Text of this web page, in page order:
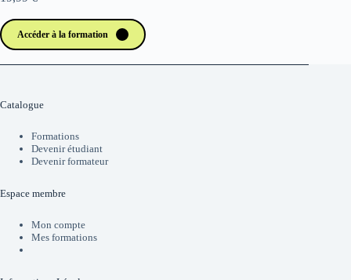
Accéder à la formation
Catalogue
Formations
Devenir étudiant
Devenir formateur
Espace membre
Mon compte
Mes formations